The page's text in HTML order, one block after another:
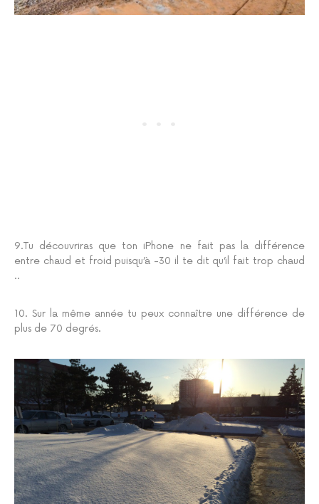
9.Tu découvriras que ton iPhone ne fait pas la différence
entre chaud et froid puisqu’à -30 il te dit qu’il fait trop chaud
..
10. Sur la même année tu peux connaître une différence de
plus de 70 degrés.